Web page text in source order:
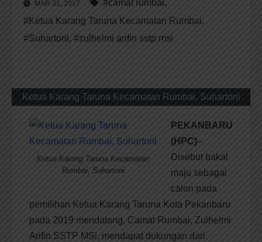
MAR 31, 2017 #camat rumbai,
#Ketua Karang Taruna Kecamatan Rumbai,
#Suhartoni, #zulhelmi arifin sstp msi
Ketua Karang Taruna Kecamatan Rumbai, Suhartoni
Ketua Karang Taruna Kecamatan
Rumbai, Suhartoni
PEKANBARU
(HPC)–
Disebut bakal
maju sebagai
calon pada
pemilihan Ketua Karang Taruna Kota Pekanbaru
pada 2019 mendatang, Camat Rumbai, Zulhelmi
Arifin SSTP MSi, mendapat dukungan dari